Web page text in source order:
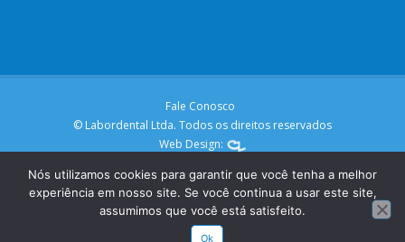
Fale Conosco
© Labordental Ltda. Todos os direitos reservados
Web Design:
Nós utilizamos cookies para garantir que você tenha a melhor
experiência em nosso site. Se você continua a usar este site,
assumimos que você está satisfeito.
Ok